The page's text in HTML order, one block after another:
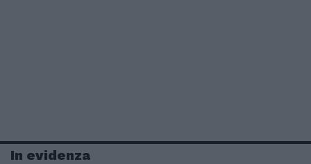
In evidenza